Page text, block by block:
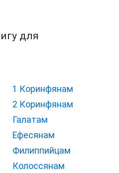
для
1 Коринфянам
2 Коринфянам
Галатам
Ефесянам
Филиппийцам
Колоссянам